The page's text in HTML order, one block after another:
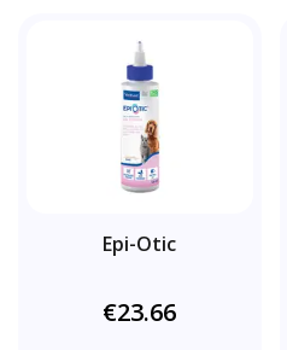
Epi-Otic
€23.66